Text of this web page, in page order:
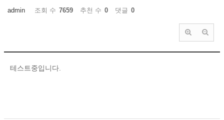
admin 조회 수 7659 추천 수 0 댓글 0
테스트중입니다.